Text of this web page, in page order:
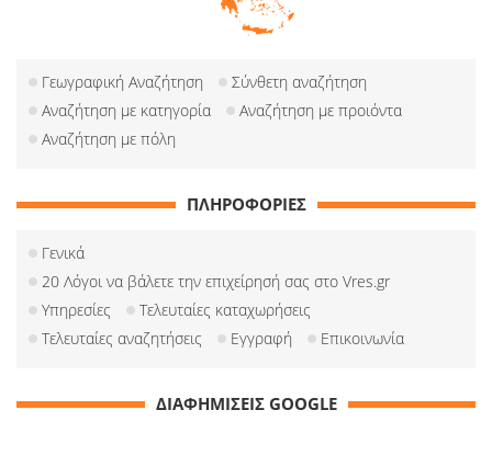
Γεωγραφική Αναζήτηση
Σύνθετη αναζήτηση
Αναζήτηση με κατηγορία
Αναζήτηση με προιόντα
Αναζήτηση με πόλη
ΠΛΗΡΟΦΟΡΙΕΣ
Γενικά
20 Λόγοι να βάλετε την επιχείρησή σας στο Vres.gr
Υπηρεσίες
Τελευταίες καταχωρήσεις
Τελευταίες αναζητήσεις
Εγγραφή Επικοινωνία
ΔΙΑΦΗΜΙΣΕΙΣ GOOGLE